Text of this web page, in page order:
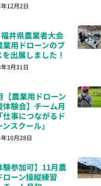
12月2日
井県農業者大会
業用ドローンのブ
を出展しました！
3月31日
【農業用ドローン
体験会】チーム月
仕事につながるド
ンスクール」
10月28日
験参加可】11月農
ローン操縦練習